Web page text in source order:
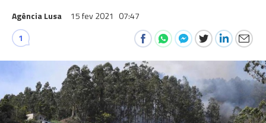
Agência Lusa 15 fev 2021 07:47
1